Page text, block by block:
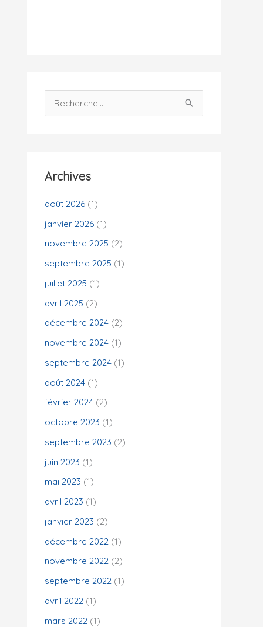
e
c
h
:
Archives
août 2026 (1)
janvier 2026 (1)
novembre 2025 (2)
septembre 2025 (1)
juillet 2025 (1)
avril 2025 (2)
décembre 2024 (2)
novembre 2024 (1)
septembre 2024 (1)
août 2024 (1)
février 2024 (2)
octobre 2023 (1)
septembre 2023 (2)
juin 2023 (1)
mai 2023 (1)
avril 2023 (1)
janvier 2023 (2)
décembre 2022 (1)
novembre 2022 (2)
septembre 2022 (1)
avril 2022 (1)
mars 2022 (1)